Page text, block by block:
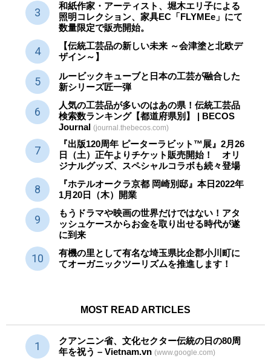
和紙作家・アーティスト、堀木エリ子による
照明コレクション、家具EC「FLYMEe」にて
数量限定で販売開始。
【伝統工芸品の新しい未来 ～会津塗と北欧デ
ザイン～】
ルービックキューブと日本の工芸が融合した
新シリーズ匠一弾
人気の工芸品が多いのはあの県！伝統工芸品
検索数ランキング【都道府県別】 | BECOS
Journal (journal.thebecos.com)
『出版120周年 ピーターラビット™展』2月26
日（土）正午よりチケット販売開始！ オリ
ジナルグッズ、スペシャルコラボも続々登場
『ホテルオークラ京都 岡崎別邸』本日2022年
1月20日（木）開業
もうドラマや映画の世界だけではない！アタ
ッシュケースからお金を取り出せる時代が遂
に到来
有機の里として有名な埼玉県比企郡小川町に
てオーガニックツーリズムを推進します！
MOST READ ARTICLES
クアンニン省、文化セクター伝統の日の80周
年を祝う – Vietnam.vn (www.google.com)